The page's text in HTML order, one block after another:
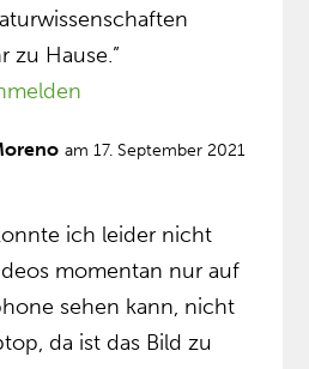
zu Hause.”
am 17. September 2021
ich leider nicht
momentan nur auf
sehen kann, nicht
da ist das Bild zu